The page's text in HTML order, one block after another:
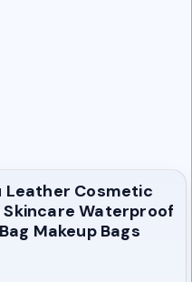
Leather Cosmetic
Skincare Waterproof
Makeup Bags